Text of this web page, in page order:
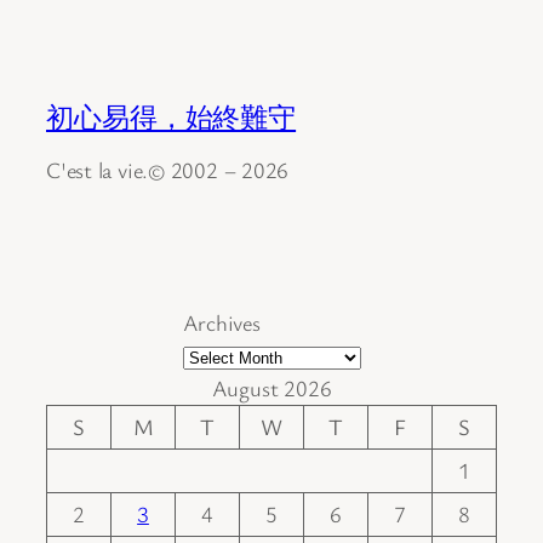
初心易得，始終難守
C'est la vie.© 2002 – 2026
Archives
August 2026
S
M T W T F
S
1
2
3 4 5 6 7
8